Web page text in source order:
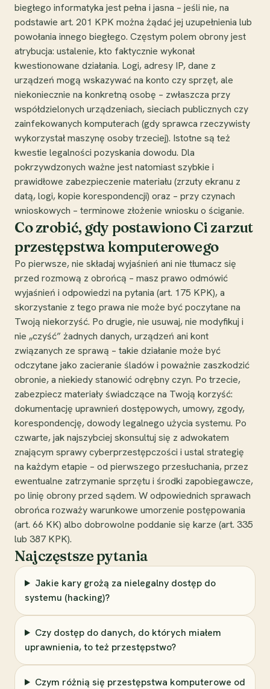
biegłego informatyka jest pełna i jasna – jeśli nie, na
podstawie art. 201 KPK można żądać jej uzupełnienia lub
powołania innego biegłego. Częstym polem obrony jest
atrybucja: ustalenie, kto faktycznie wykonał
kwestionowane działania. Logi, adresy IP, dane z
urządzeń mogą wskazywać na konto czy sprzęt, ale
niekoniecznie na konkretną osobę – zwłaszcza przy
współdzielonych urządzeniach, sieciach publicznych czy
zainfekowanych komputerach (gdy sprawca rzeczywisty
wykorzystał maszynę osoby trzeciej). Istotne są też
kwestie legalności pozyskania dowodu. Dla
pokrzywdzonych ważne jest natomiast szybkie i
prawidłowe zabezpieczenie materiału (zrzuty ekranu z
datą, logi, kopie korespondencji) oraz – przy czynach
wnioskowych – terminowe złożenie wniosku o ściganie.
Co zrobić, gdy postawiono Ci zarzut
przestępstwa komputerowego
Po pierwsze, nie składaj wyjaśnień ani nie tłumacz się
przed rozmową z obrońcą – masz prawo odmówić
wyjaśnień i odpowiedzi na pytania (art. 175 KPK), a
skorzystanie z tego prawa nie może być poczytane na
Twoją niekorzyść. Po drugie, nie usuwaj, nie modyfikuj i
nie „czyść” żadnych danych, urządzeń ani kont
związanych ze sprawą – takie działanie może być
odczytane jako zacieranie śladów i poważnie zaszkodzić
obronie, a niekiedy stanowić odrębny czyn. Po trzecie,
zabezpiecz materiały świadczące na Twoją korzyść:
dokumentację uprawnień dostępowych, umowy, zgody,
korespondencję, dowody legalnego użycia systemu. Po
czwarte, jak najszybciej skonsultuj się z adwokatem
znającym sprawy cyberprzestępczości i ustal strategię
na każdym etapie – od pierwszego przesłuchania, przez
ewentualne zatrzymanie sprzętu i środki zapobiegawcze,
po linię obrony przed sądem. W odpowiednich sprawach
obrońca rozważy warunkowe umorzenie postępowania
(art. 66 KK) albo dobrowolne poddanie się karze (art. 335
lub 387 KPK).
Najczęstsze pytania
Jakie kary grożą za nielegalny dostęp do
systemu (hacking)?
Czy dostęp do danych, do których miałem
uprawnienia, to też przestępstwo?
Czym różnią się przestępstwa komputerowe od